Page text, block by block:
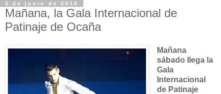
3 de junio de 2016
Mañana, la Gala Internacional de
Patinaje de Ocaña
Mañana
sábado llega la
Gala
Internacional
de Patinaje